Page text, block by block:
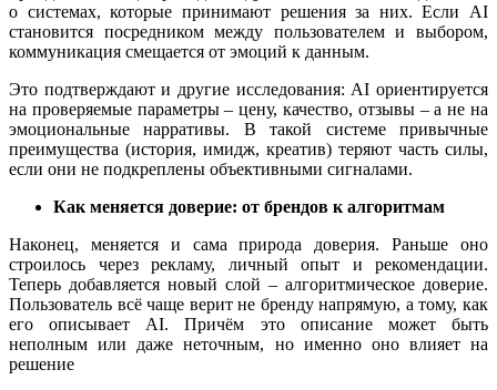
о системах, которые принимают решения за них. Если AI
становится посредником между пользователем и выбором,
коммуникация смещается от эмоций к данным.
Это подтверждают и другие исследования: AI ориентируется
на проверяемые параметры – цену, качество, отзывы – а не на
эмоциональные нарративы. В такой системе привычные
преимущества (история, имидж, креатив) теряют часть силы,
если они не подкреплены объективными сигналами.
Как меняется доверие: от брендов к алгоритмам
Наконец, меняется и сама природа доверия. Раньше оно
строилось через рекламу, личный опыт и рекомендации.
Теперь добавляется новый слой – алгоритмическое доверие.
Пользователь всё чаще верит не бренду напрямую, а тому, как
его описывает AI. Причём это описание может быть
неполным или даже неточным, но именно оно влияет на
решение